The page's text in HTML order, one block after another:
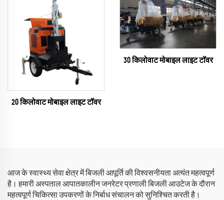
20 किलोवाट मोबाइल लाइट टॉवर
30 किलोवाट मोबाइल लाइट टॉवर
आज के स्वास्थ्य सेवा क्षेत्र में बिजली आपूर्ति की विश्वसनीयता अत्यंत महत्वपूर्ण
है। हमारी अस्पताल आपातकालीन जनरेटर प्रणाली बिजली आउटेज के दौरान
महत्वपूर्ण चिकित्सा उपकरणों के निर्बाध संचालन को सुनिश्चित करती है।